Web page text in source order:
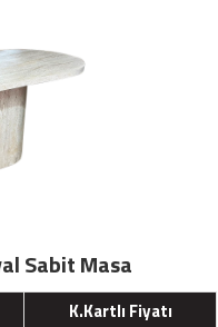
Sabit Masa
K.Kartlı Fiyatı